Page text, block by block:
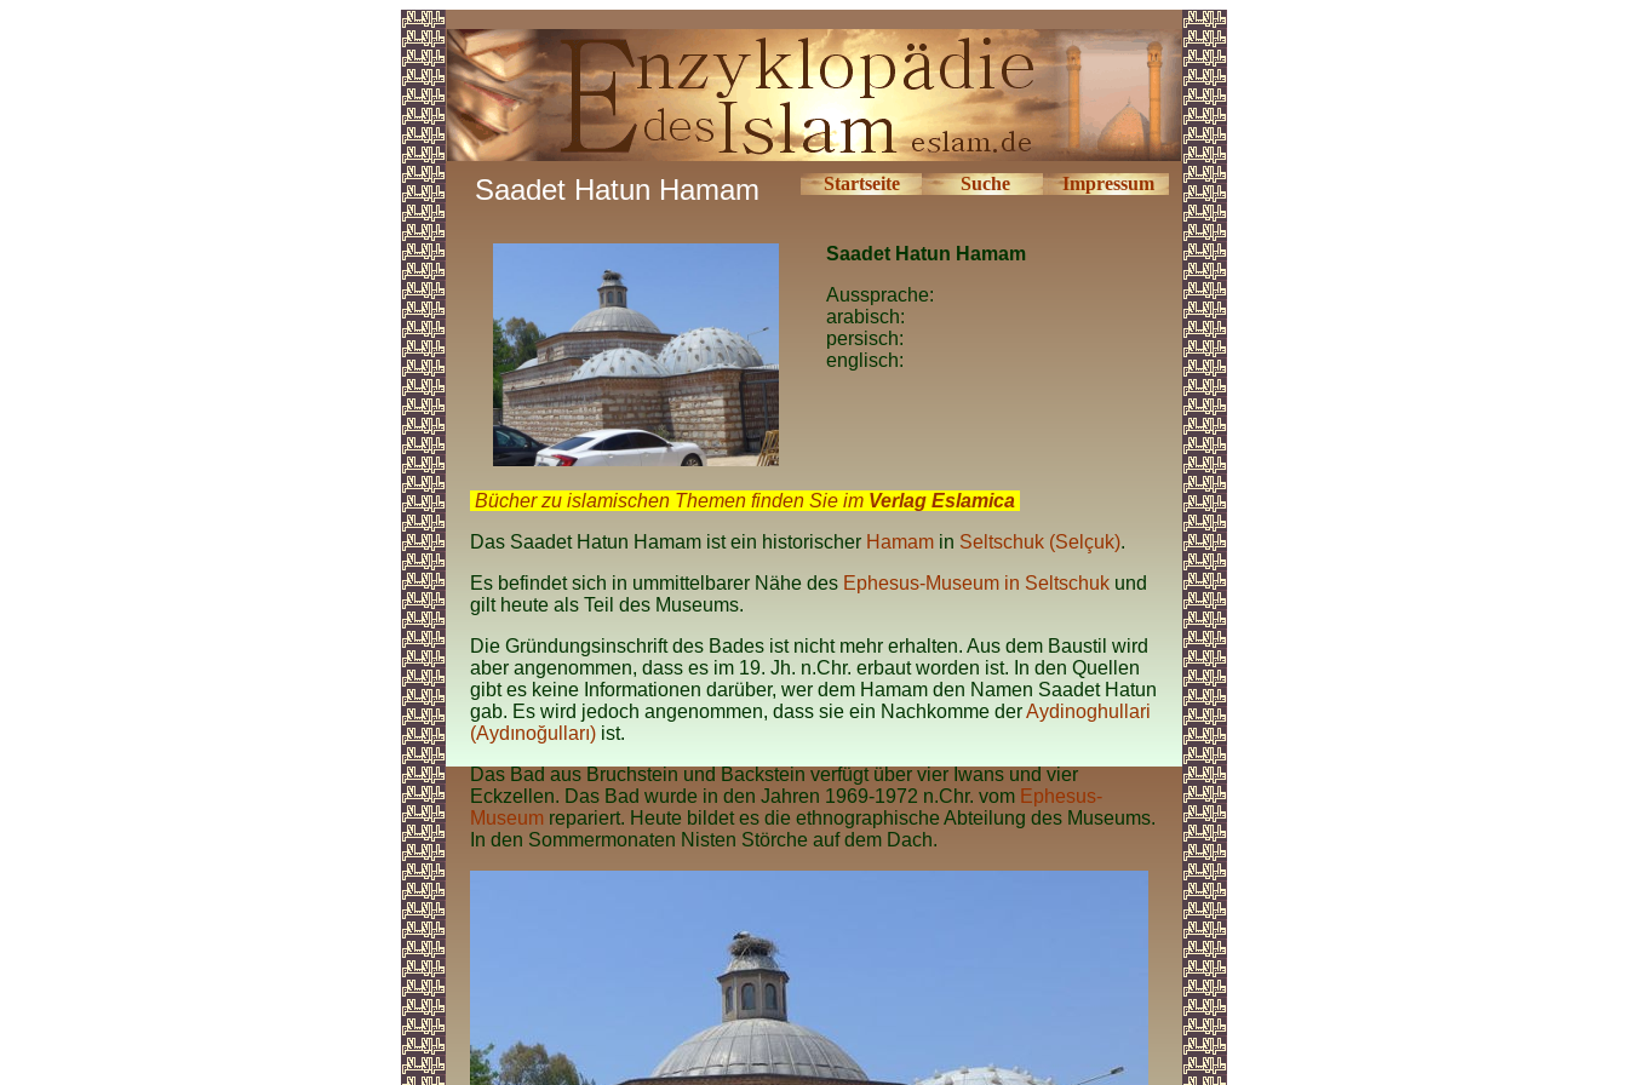
Saadet Hatun Hamam Startseite Suche Impressum
Saadet Hatun Hamam
Aussprache:
arabisch:
persisch:
englisch:
Bücher zu islamischen Themen finden Sie im Verlag Eslamica
Das Saadet Hatun Hamam ist ein historischer Hamam in Seltschuk (Selçuk).
Es befindet sich in ummittelbarer Nähe des Ephesus-Museum in Seltschuk und
gilt heute als Teil des Museums.
Die Gründungsinschrift des Bades ist nicht mehr erhalten. Aus dem Baustil wird
aber angenommen, dass es im 19. Jh. n.Chr. erbaut worden ist. In den Quellen
gibt es keine Informationen darüber, wer dem Hamam den Namen Saadet Hatun
gab. Es wird jedoch angenommen, dass sie ein Nachkomme derAydinoghullari
(Aydınoğulları) ist.
Das Bad aus Bruchstein und Backstein verfügt über vier Iwans und vier
Eckzellen. Das Bad wurde in den Jahren 1969-1972 n.Chr. vom Ephesus-
Museum repariert. Heute bildet es die ethnographische Abteilung des Museums.
In den Sommermonaten Nisten Störche auf dem Dach.